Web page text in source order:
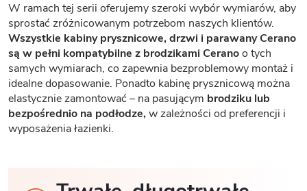
W ramach tej serii oferujemy szeroki wybór wymiarów, aby
sprostać zróżnicowanym potrzebom naszych klientów.
Wszystkie kabiny prysznicowe, drzwi i parawany Cerano
są w pełni kompatybilne z brodzikami Ceranoo tych
samych wymiarach, co zapewnia bezproblemowy montaż i
idealne dopasowanie. Ponadto kabinę prysznicową można
elastycznie zamontować – na pasującym brodziku lub
bezpośrednio na podłodze,w zależności od preferencji i
wyposażenia łazienki.